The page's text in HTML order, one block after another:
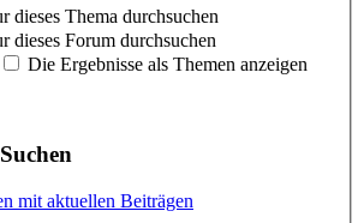
dieses Thema durchsuchen
dieses Forum durchsuchen
Die Ergebnisse als Themen anzeigen
mit aktuellen Beiträgen